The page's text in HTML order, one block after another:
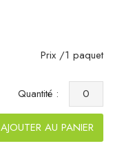
Prix /1 paquet
Quantité :
AJOUTER AU PANIER